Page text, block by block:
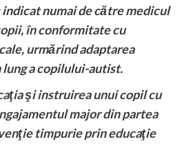
numai de către medicul
în conformitate cu
urmărind adaptarea
a copilului-autist.
şi instruirea unui copil cu
major din partea
timpurie prin educaţie